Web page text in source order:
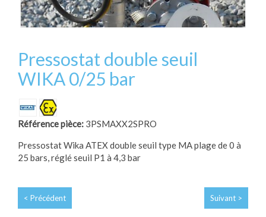
Pressostat double seuil
WIKA 0/25 bar
Référence pièce: 3PSMAXX2SPRO
Pressostat Wika ATEX double seuil type MA plage de 0 à
25 bars, réglé seuil P1 à 4,3 bar
< Précédent Suivant >